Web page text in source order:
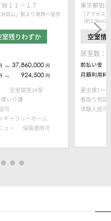
１１－１７
田山」駅より南西へ徒歩
室残りわずか
〜 37,860,000 円
〜 924,500 円
全室個室34室
い介護
可
ギャラリーホーム
ュー
保険適用可
東京都狛
［アクセス
（約1.9km）
空室情
居室数：
前払い金
月額利用料
要支援1～
看取り相談
体験入居可